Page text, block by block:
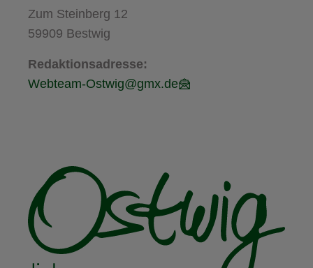
Zum Steinberg 12
59909 Bestwig
Redaktionsadresse:
Webteam-Ostwig@gmx.de